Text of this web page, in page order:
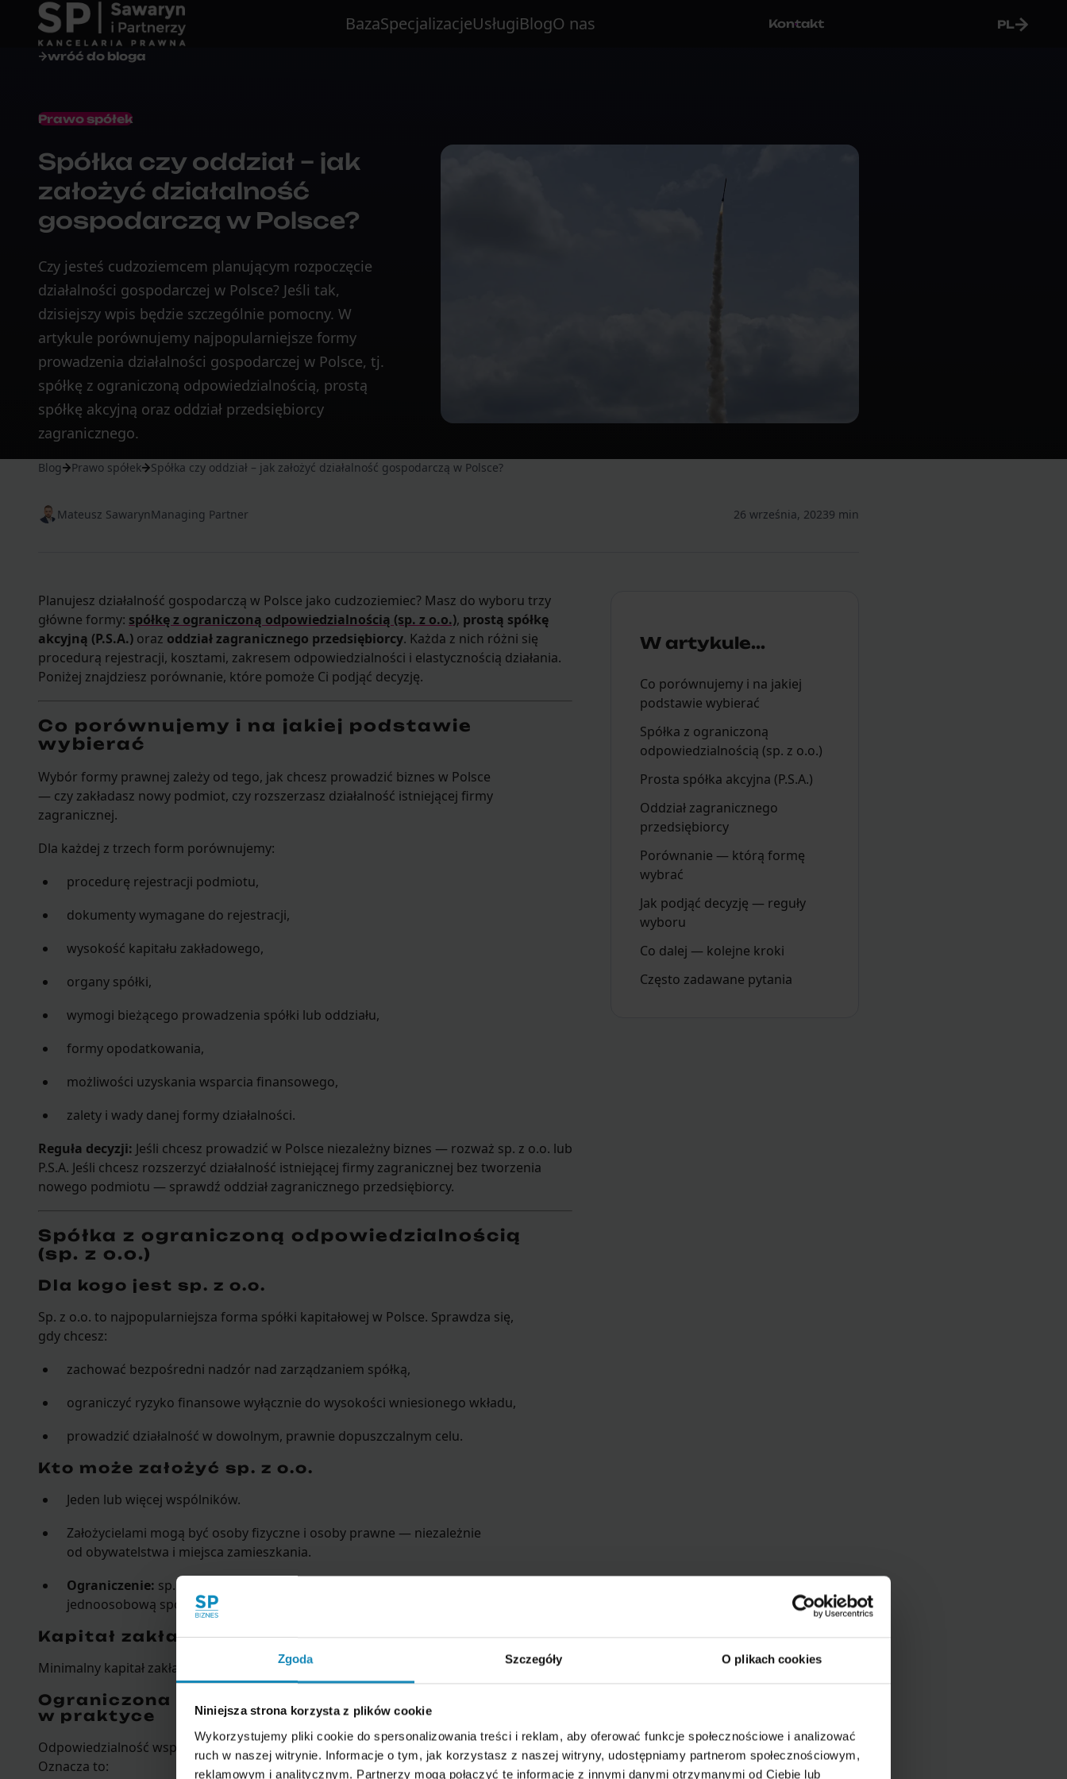
Zgoda Szczegóły O plikach cookies
Niniejsza strona korzysta z plików cookie
Wykorzystujemy pliki cookie do spersonalizowania treści i reklam, aby oferować funkcje społecznościowe i analizować
ruch w naszej witrynie. Informacje o tym, jak korzystasz z naszej witryny, udostępniamy partnerom społecznościowym,
reklamowym i analitycznym. Partnerzy mogą połączyć te informacje z innymi danymi otrzymanymi od Ciebie lub
BazaSpecjalizacjeUsługiBlogO nas Kontakt PL
wróć do bloga
Prawo spółek
Spółka czy oddział – jak
założyć działalność
gospodarczą w Polsce?
Czy jesteś cudzoziemcem planującym rozpoczęcie
działalności gospodarczej w Polsce? Jeśli tak,
dzisiejszy wpis będzie szczególnie pomocny. W
artykule porównujemy najpopularniejsze formy
prowadzenia działalności gospodarczej w Polsce, tj.
spółkę z ograniczoną odpowiedzialnością, prostą
spółkę akcyjną oraz oddział przedsiębiorcy
zagranicznego.
Blog Prawo spółek Spółka czy oddział – jak założyć działalność gospodarczą w Polsce?
Mateusz SawarynManaging Partner 26 września, 20239 min
Planujesz działalność gospodarczą w Polsce jako cudzoziemiec? Masz do wyboru trzy
główne formy: spółkę z ograniczoną odpowiedzialnością (sp. z o.o.), prostą spółkę
akcyjną (P.S.A.) oraz oddział zagranicznego przedsiębiorcy. Każda z nich różni się
procedurą rejestracji, kosztami, zakresem odpowiedzialności i elastycznością działania.
Poniżej znajdziesz porównanie, które pomoże Ci podjąć decyzję.
Co porównujemy i na jakiej podstawie
wybierać
Wybór formy prawnej zależy od tego, jak chcesz prowadzić biznes w Polsce
— czy zakładasz nowy podmiot, czy rozszerzasz działalność istniejącej firmy
zagranicznej.
Dla każdej z trzech form porównujemy:
procedurę rejestracji podmiotu,
dokumenty wymagane do rejestracji,
wysokość kapitału zakładowego,
organy spółki,
wymogi bieżącego prowadzenia spółki lub oddziału,
formy opodatkowania,
możliwości uzyskania wsparcia finansowego,
zalety i wady danej formy działalności.
Reguła decyzji: Jeśli chcesz prowadzić w Polsce niezależny biznes — rozważ sp. z o.o. lub
P.S.A. Jeśli chcesz rozszerzyć działalność istniejącej firmy zagranicznej bez tworzenia
nowego podmiotu — sprawdź oddział zagranicznego przedsiębiorcy.
Spółka z ograniczoną odpowiedzialnością
(sp. z o.o.)
Dla kogo jest sp. z o.o.
Sp. z o.o. to najpopularniejsza forma spółki kapitałowej w Polsce. Sprawdza się,
gdy chcesz:
zachować bezpośredni nadzór nad zarządzaniem spółką,
ograniczyć ryzyko finansowe wyłącznie do wysokości wniesionego wkładu,
prowadzić działalność w dowolnym, prawnie dopuszczalnym celu.
Kto może założyć sp. z o.o.
Jeden lub więcej wspólników.
Założycielami mogą być osoby fizyczne i osoby prawne — niezależnie
od obywatelstwa i miejsca zamieszkania.
Ograniczenie: sp. z o.o. nie może być zawiązana wyłącznie przez inną
jednoosobową spółkę z ograniczoną odpowiedzialnością.
Kapitał zakładowy
Minimalny kapitał zakładowy wynosi
5 000 zł.
Ograniczona odpowiedzialność — jak działa
w praktyce
Odpowiedzialność wspólników jest ograniczona do wartości wniesionych wkładów.
Oznacza to:
W artykule...
Co porównujemy i na jakiej
podstawie wybierać
Spółka z ograniczoną
odpowiedzialnością (sp. z o.o.)
Prosta spółka akcyjna (P.S.A.)
Oddział zagranicznego
przedsiębiorcy
Porównanie — którą formę
wybrać
Jak podjąć decyzję — reguły
wyboru
Co dalej — kolejne kroki
Często zadawane pytania